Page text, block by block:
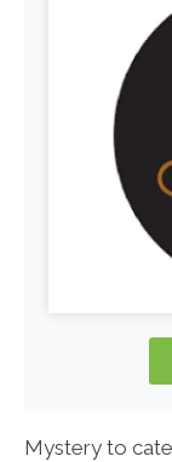
Mystery to